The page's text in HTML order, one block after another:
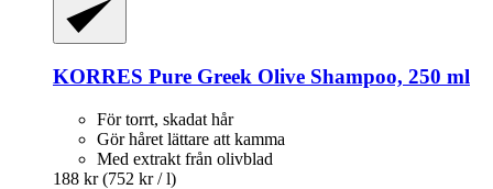
KORRES Pure Greek Olive Shampoo, 250 ml
För torrt, skadat hår
Gör håret lättare att kamma
Med extrakt från olivblad
188 kr (752 kr / l)